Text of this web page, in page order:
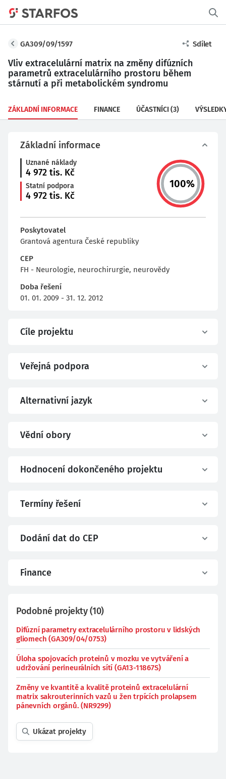
GA309/09/1597 Sdílet
Vliv extracelulární matrix na změny difúzních
parametrů extracelulárního prostoru během
stárnutí a při metabolickém syndromu
ZÁKLADNÍ INFORMACE FINANCE ÚČASTNÍCI (3)
Základní informace
Uznané náklady
4 972 tis. Kč
Statní podpora
4 972 tis. Kč
100%
Poskytovatel
Grantová agentura České republiky
CEP
FH - Neurologie, neurochirurgie, neurovědy
Doba řešení
01. 01. 2009 - 31. 12. 2012
Cíle projektu
Veřejná podpora
Alternativní jazyk
Vědní obory
Hodnocení dokončeného projektu
Termíny řešení
Dodání dat do CEP
Finance
Podobné projekty(10)
Difúzní parametry extracelulárního prostoru v lidských
gliomech (GA309/04/0753)
Úloha spojovacích proteinů v mozku ve vytváření a
udržování perineurálních sítí (GA13-11867S)
Změny ve kvantitě a kvalitě proteinů extracelulární
matrix sakrouterinních vazů u žen trpících prolapsem
pánevních orgánů. (NR9299)
Ukázat projekty